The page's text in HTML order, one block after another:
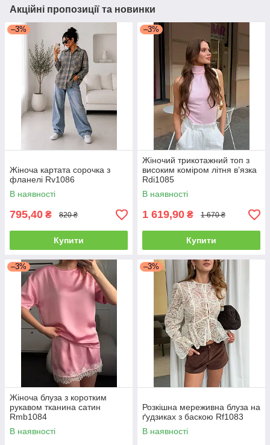
Акційні пропозиції та новинки
–3%
Жіноча картата сорочка з
фланелі Rv1086
В наявності
795,40 ₴ 820 ₴
Купити
–3%
Жіночий трикотажний топ з
високим коміром літня вʼязка
Rdi1085
В наявності
1 619,90 ₴ 1 670 ₴
Купити
–3%
Жіноча блуза з коротким
рукавом тканина сатин
Rmb1084
В наявності
–3%
Розкішна мереживна блуза на
ґудзиках з баскою Rf1083
В наявності